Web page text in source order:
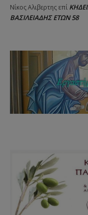
Νίκος Αλιβερτης επί
ΒΑΣΙΛΕΙΑΔΗΣ ΕΤΩΝ 58